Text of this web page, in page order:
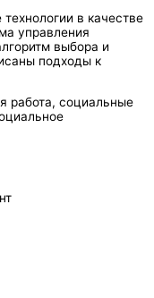
в качестве
управления
выбора и
подходы к
работа, социальные